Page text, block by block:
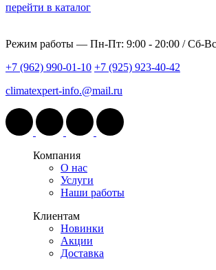
перейти в каталог
Режим работы — Пн-Пт: 9:00 - 20:00 / Сб-
+7 (962) 990-01-10 +7 (925) 923-40-42
climatexpert-info.@mail.ru
Компания
О нас
Услуги
Наши работы
Клиентам
Новинки
Акции
Доставка